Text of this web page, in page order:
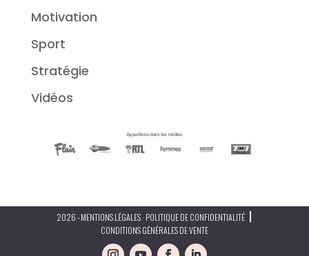
Motivation
Sport
Stratégie
Vidéos
2026 - MENTIONS LÉGALES · POLITIQUE DE CONFIDENTIALITÉ |
CONDITIONS GÉNÉRALES DE VENTE